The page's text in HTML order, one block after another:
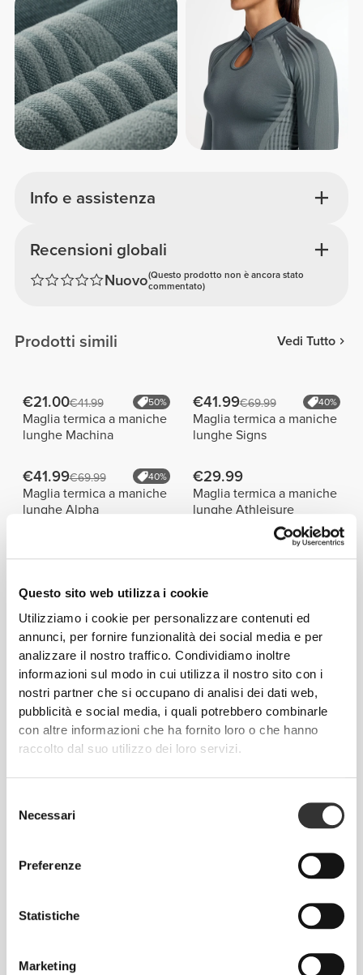
Questo sito web utilizza i cookie
Utilizziamo i cookie per personalizzare contenuti ed
annunci, per fornire funzionalità dei social media e per
analizzare il nostro traffico. Condividiamo inoltre
informazioni sul modo in cui utilizza il nostro sito con i
nostri partner che si occupano di analisi dei dati web,
pubblicità e social media, i quali potrebbero combinarle
con altre informazioni che ha fornito loro o che hanno
raccolto dal suo utilizzo dei loro servizi.
delNecessari
Preferenze
Statistiche
Marketing
Info e assistenza
Recensioni globali
Nuovo(Questo prodotto non è ancora stato
commentato)
Prodotti simili Vedi Tutto
€21.00€41.99 50%
Maglia termica a maniche
lunghe Machina
€41.99€69.99 40%
Maglia termica a maniche
lunghe Signs
€41.99€69.99 40%
Maglia termica a maniche
lunghe Alpha
€29.99
Maglia termica a maniche
lunghe Athleisure
PROGETTATO PERESSERE
FLESSIBILE
Fabbricazione elastica bidirezionale sviluppata in
PIÙ DI QUANTO SEMBRI
proprietà anti-umidità, che offre comodità e ti aiuta a